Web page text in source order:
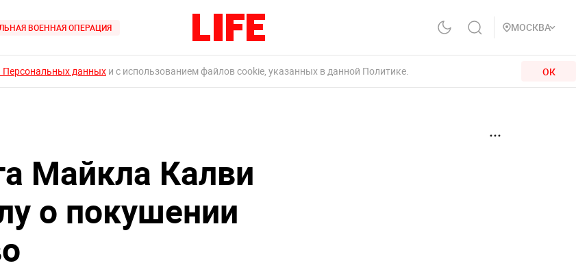
ВОЕННАЯ ОПЕРАЦИЯ МОСКВА
Персональных данных и с использованием файлов cookie, указанных в данной Политике. ОК
Майкла Калви
о покушении